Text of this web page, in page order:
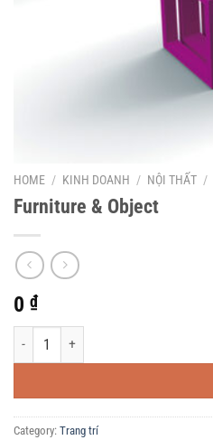
HOME / KINH DOANH / NỘI THẤT /
Furniture & Object
0 ₫
Furniture & Object quantity
Category: Trang trí